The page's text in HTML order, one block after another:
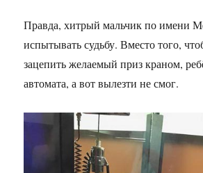
Правда, хитрый мальчик по имени
испытывать судьбу. Вместо того,
зацепить желаемый приз краном,
автомата, а вот вылезти не смог.